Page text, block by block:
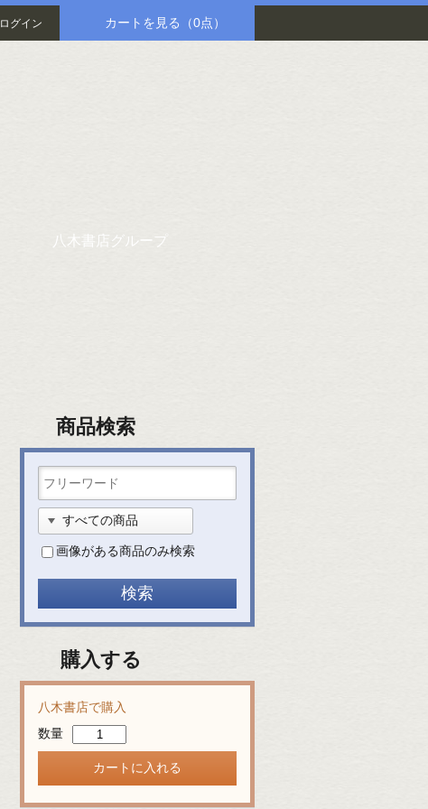
ログイン カートを見る （0点）
八木書店グループ
商品検索
画像がある商品のみ検索
購入する
八木書店で購入
数量